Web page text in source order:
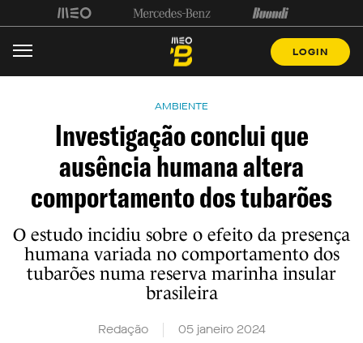
LOGIN
AMBIENTE
Investigação conclui que
ausência humana altera
comportamento dos tubarões
O estudo incidiu sobre o efeito da presença
humana variada no comportamento dos
tubarões numa reserva marinha insular
brasileira
Redação 05 janeiro 2024